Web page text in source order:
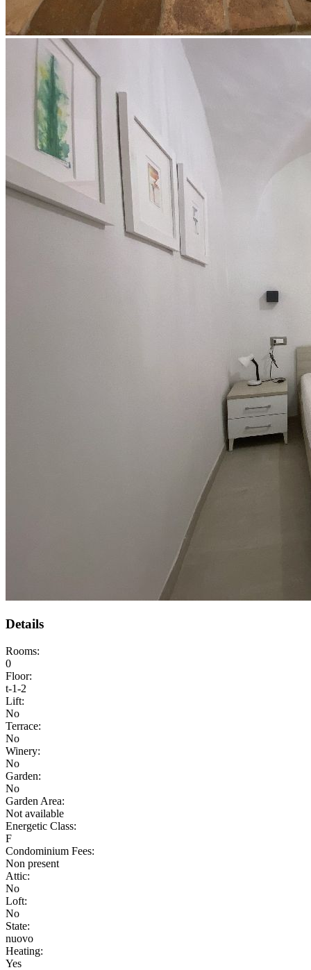
Details
Rooms:
0
Floor:
t-1-2
Lift:
No
Terrace:
No
Winery:
No
Garden:
No
Garden Area:
Not available
Energetic Class:
F
Condominium Fees:
Non present
Attic:
No
Loft:
No
State:
nuovo
Heating:
Yes